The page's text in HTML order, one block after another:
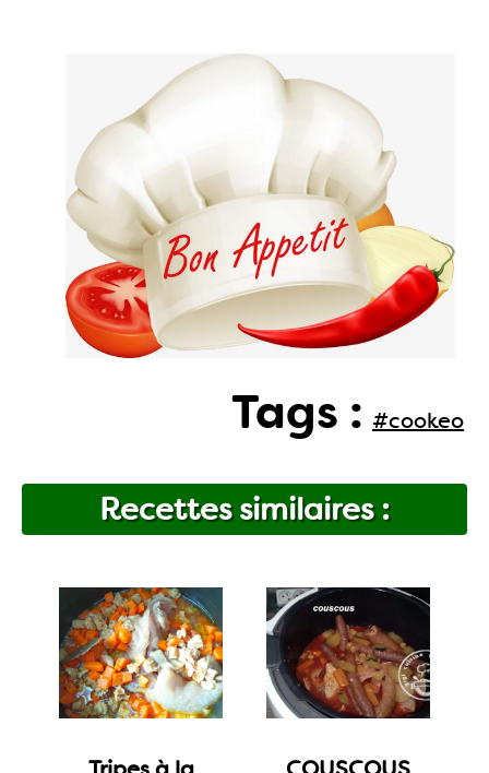
Tags : #cookeo
Recettes similaires :